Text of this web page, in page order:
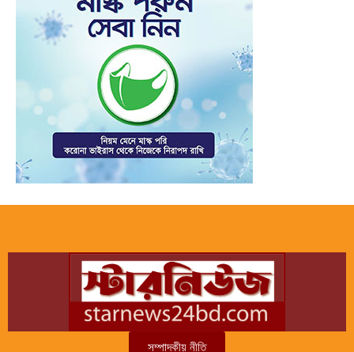
সম্পাদকীয় নীতি